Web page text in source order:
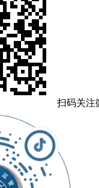
扫码关注